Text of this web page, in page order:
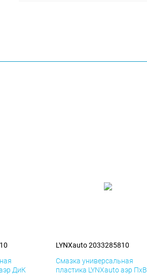
ДиК
LYNXauto 2033285810
Смазка универсальная
пластика LYNXauto аэр ПхВ